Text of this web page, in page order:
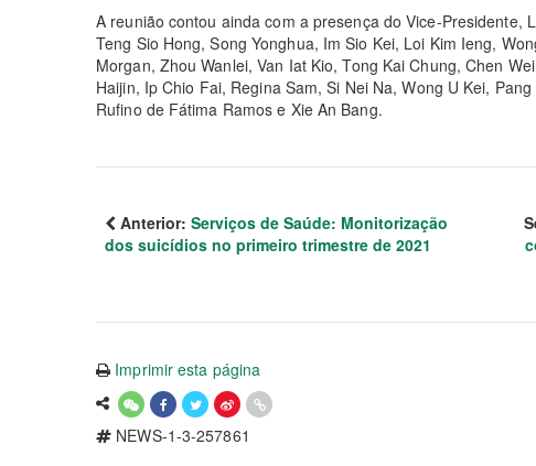
A reunião contou ainda com a presença do Vice-Presidente,
Teng Sio Hong, Song Yonghua, Im Sio Kei, Loi Kim Ieng,
Morgan, Zhou Wanlei, Van Iat Kio, Tong Kai Chung, Chen
Haijin, Ip Chio Fai, Regina Sam, Si Nei Na, Wong U Kei,
Rufino de Fátima Ramos e Xie An Bang.
Anterior: Serviços de Saúde: Monitorização
dos suicídios no primeiro trimestre de 2021
Imprimir esta página
NEWS-1-3-257861